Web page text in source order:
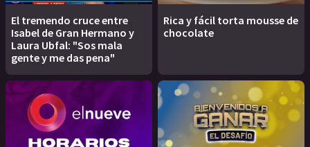
El tremendo cruce entre
Isabel de Gran Hermano y
Laura Ubfal: "Sos mala
gente y me das pena"
Rica y fácil torta mousse de
chocolate